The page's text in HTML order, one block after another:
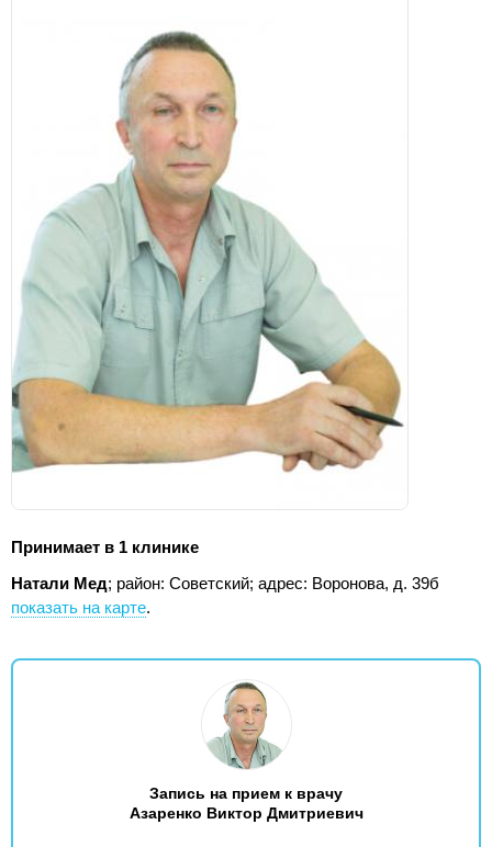
Принимает в 1 клинике
Натали Мед; район: Советский; адрес: Воронова, д. 39б
показать на карте.
Запись на прием к врачу
Азаренко Виктор Дмитриевич